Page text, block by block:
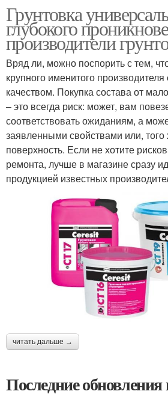
Грунтовка
глубокого
производители
Вряд ли, можно поспорить с тем,
крупного именитого
качеством. Покупка состава от
– это всегда риск: может, вам
соответствовать ожиданиям, а
заявленными свойствами или, того
поверхность. Если не хотите
ремонта, лучше в магазине сразу
продукцией известных
читать дальше →
Последние обновления